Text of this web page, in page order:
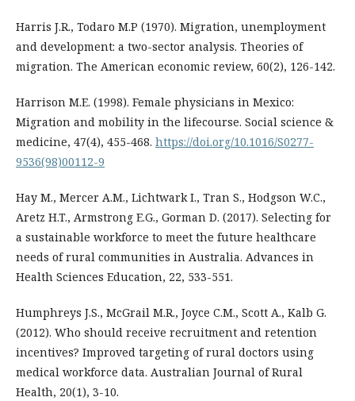
Harris J.R., Todaro M.P (1970). Migration, unemployment
and development: a two-sector analysis. Theories of
migration. The American economic review, 60(2), 126-142.
Harrison M.E. (1998). Female physicians in Mexico:
Migration and mobility in the lifecourse. Social science &
medicine, 47(4), 455-468. https://doi.org/10.1016/S0277-
9536(98)00112-9
Hay M., Mercer A.M., Lichtwark I., Tran S., Hodgson W.C.,
Aretz H.T., Armstrong E.G., Gorman D. (2017). Selecting for
a sustainable workforce to meet the future healthcare
needs of rural communities in Australia. Advances in
Health Sciences Education, 22, 533-551.
Humphreys J.S., McGrail M.R., Joyce C.M., Scott A., Kalb G.
(2012). Who should receive recruitment and retention
incentives? Improved targeting of rural doctors using
medical workforce data. Australian Journal of Rural
Health, 20(1), 3-10.